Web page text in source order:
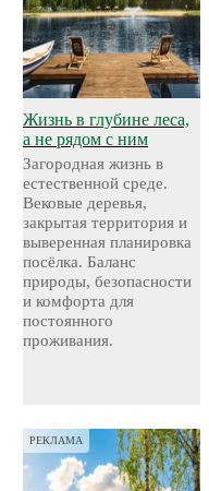
Жизнь в глубине леса,
а не рядом с ним
Загородная жизнь в
естественной среде.
Вековые деревья,
закрытая территория и
выверенная планировка
посёлка. Баланс
природы, безопасности
и комфорта для
постоянного
проживания.
РЕКЛАМА